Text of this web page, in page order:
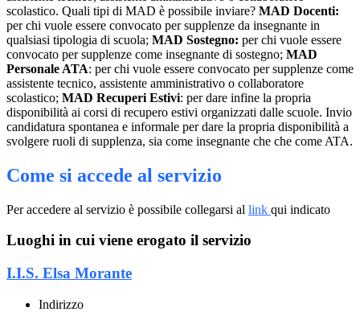
scolastico. Quali tipi di MAD è possibile inviare? MAD Docenti:
per chi vuole essere convocato per supplenze da insegnante in
qualsiasi tipologia di scuola; MAD Sostegno: per chi vuole essere
convocato per supplenze come insegnante di sostegno; MAD
Personale ATA: per chi vuole essere convocato per supplenze come
assistente tecnico, assistente amministrativo o collaboratore
scolastico; MAD Recuperi Estivi: per dare infine la propria
disponibilità ai corsi di recupero estivi organizzati dalle scuole. Invio
candidatura spontanea e informale per dare la propria disponibilità a
svolgere ruoli di supplenza, sia come insegnante che che come ATA.
Come si accede al servizio
Per accedere al servizio è possibile collegarsi al link qui indicato
Luoghi in cui viene erogato il servizio
I.I.S. Elsa Morante
Indirizzo